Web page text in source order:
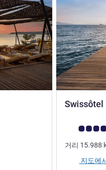
Swissôtel
고객 평점
거리 15.988
지도에